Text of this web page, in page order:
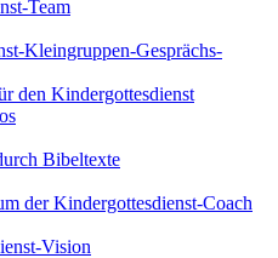
Team
Kleingruppen-Gesprächs-
den Kindergottesdienst
Bibeltexte
der Kindergottesdienst-Coach
Vision